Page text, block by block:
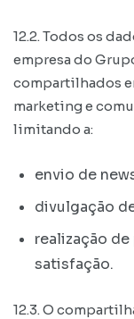
12.2. Todos os
empresa do
compartilhados
marketing e
limitando a:
envio de
divulgação
realização
satisfação.
12.3. O